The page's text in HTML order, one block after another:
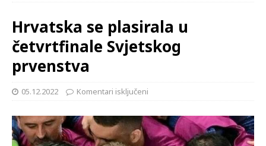
HOME SPORT
Hrvatska se plasirala u četvrtfinale
Svjetskog prvenstva
Hrvatska se plasirala u
četvrtfinale Svjetskog
prvenstva
05.12.2022 Komentari isključeni